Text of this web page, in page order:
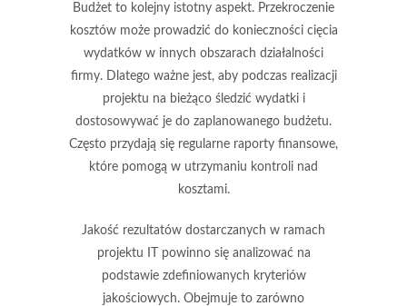
Budżet to kolejny istotny aspekt. Przekroczenie
kosztów może prowadzić do konieczności cięcia
wydatków w innych obszarach działalności
firmy. Dlatego ważne jest, aby podczas realizacji
projektu na bieżąco śledzić wydatki i
dostosowywać je do zaplanowanego budżetu.
Często przydają się regularne raporty finansowe,
które pomogą w utrzymaniu kontroli nad
kosztami.
Jakość rezultatów dostarczanych w ramach
projektu IT powinno się analizować na
podstawie zdefiniowanych kryteriów
jakościowych. Obejmuje to zarówno